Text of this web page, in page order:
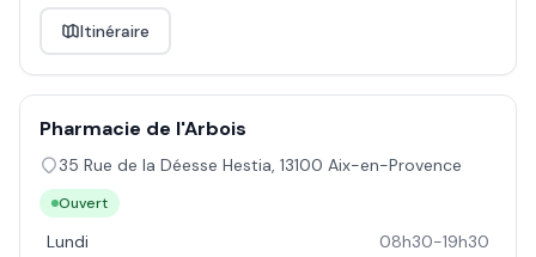
Itinéraire
Pharmacie de l'Arbois
35 Rue de la Déesse Hestia, 13100 Aix-en-Provence
Ouvert
Lundi
08h30-19h30